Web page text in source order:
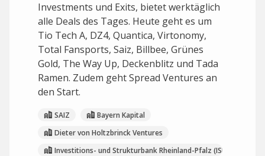
Investments und Exits, bietet werktäglich
alle Deals des Tages. Heute geht es um
Tio Tech A, DZ4, Quantica, Virtonomy,
Total Fansports, Saiz, Billbee, Grünes
Gold, The Way Up, Deckenblitz und Tada
Ramen. Zudem geht Spread Ventures an
den Start.
SAIZ
Bayern Kapital
Dieter von Holtzbrinck Ventures
Investitions- und Strukturbank Rheinland-Pfalz (ISB)